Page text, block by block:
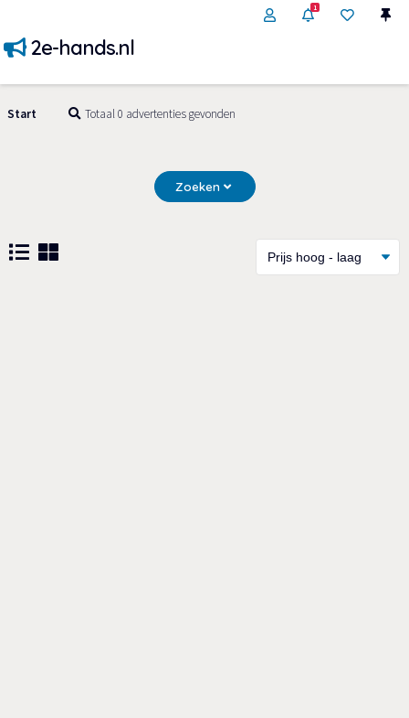
1
2e-hands.nl
Start Totaal 0 advertenties gevonden
Zoeken